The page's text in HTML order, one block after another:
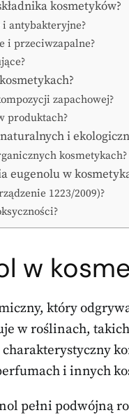
kosmetyków?
i antybakteryjne?
i przeciwzapalne?
zapachowej?
produktach?
i
kosmetykach?
eugenolu w
1223/2009)?
w
który
w roślinach,
i innych
pełni podwójną